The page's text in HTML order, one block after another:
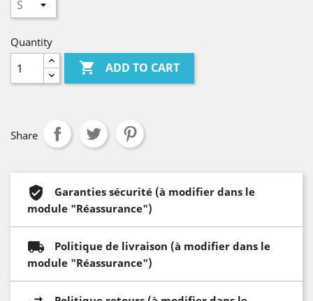
Quantity
 ADD TO CART
Share
Garanties sécurité (à modifier dans le
module "Réassurance")
Politique de livraison (à modifier dans le
module "Réassurance")